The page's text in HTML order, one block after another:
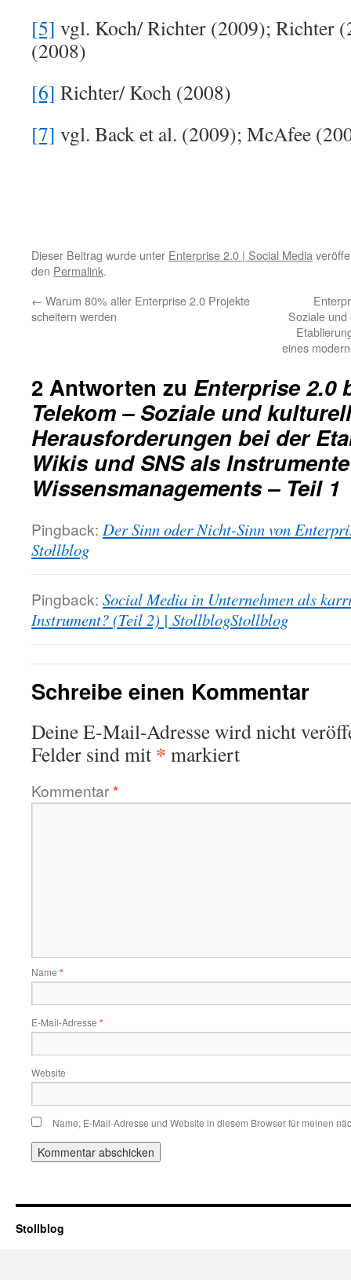
[5] vgl. Koch/ Richter (2009); Richter
(2008)
[6] Richter/ Koch (2008)
[7] vgl. Back et al. (2009); McAfee
Dieser Beitrag wurde unter Enterprise 2.0 | Social Media
den Permalink.
← Warum 80% aller Enterprise 2.0 Projekte
scheitern werden
Soziale
eines
2 Antworten zu Enterprise 2.0
Telekom – Soziale und
Herausforderungen bei der
Wikis und SNS als
Wissensmanagements – Teil 1
Pingback: Der Sinn oder Nicht-Sinn von
Stollblog
Pingback: Social Media in Unternehmen als
Instrument? (Teil 2) | StollblogStollblog
Schreibe einen Kommentar
Deine E-Mail-Adresse wird nicht
Felder sind mit * markiert
Kommentar*
Name *
E-Mail-Adresse *
Website
Name, E-Mail-Adresse und Website in diesem Browser für meinen
Stollblog